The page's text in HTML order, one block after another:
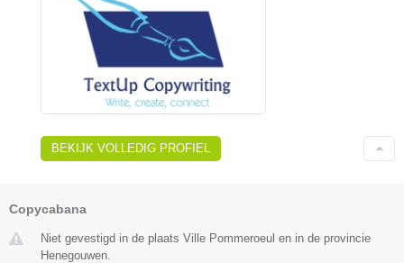
BEKIJK VOLLEDIG PROFIEL
Copycabana
Niet gevestigd in de plaats Ville Pommeroeul en in de provincie
Henegouwen.